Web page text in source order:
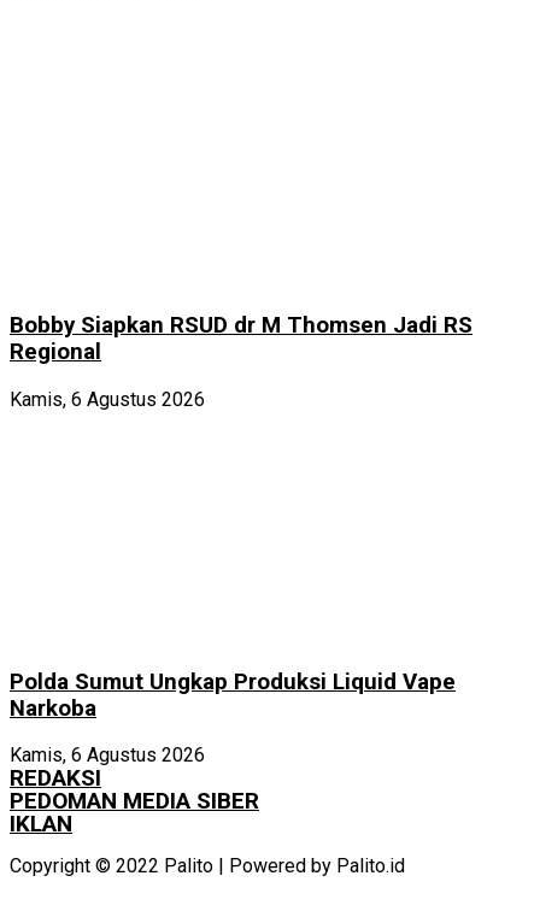
Bobby Siapkan RSUD dr M Thomsen Jadi RS
Regional
Kamis, 6 Agustus 2026
Polda Sumut Ungkap Produksi Liquid Vape
Narkoba
Kamis, 6 Agustus 2026
REDAKSI
PEDOMAN MEDIA SIBER
IKLAN
Copyright © 2022 Palito | Powered by Palito.id